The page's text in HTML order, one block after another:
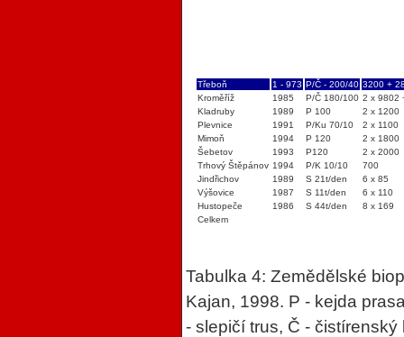
Třeboň 1 - 973 P/Č - 200/40 3200 +
Kroměříž
1985 P/Č 180/100 2 x 9802
Kladruby
1989 P 100
2 x 1200
Plevnice
1991 P/Ku 70/10
2 x 1100
Mimoň
1994 P 120
2 x 1800
Šebetov
1993 P120
2 x 2000
Trhový Štěpánov 1994 P/K 10/10
700
Jindřichov
1989 S 21t/den
6 x 85
Výšovice
1987 S 11t/den
6 x 110
Hustopeče
1986 S 44t/den
8 x 169
Celkem
Tabulka 4: Zemědělské
Kajan, 1998. P - kejda
- slepičí trus, Č - čistírenský